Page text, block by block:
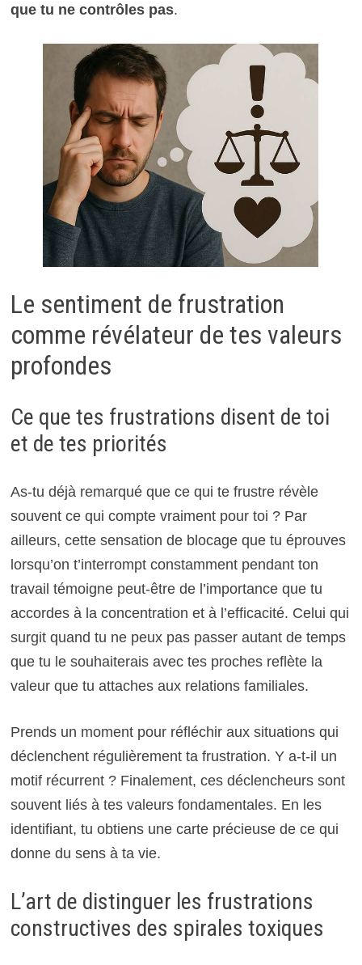
que tu ne contrôles pas.
Le sentiment de frustration
comme révélateur de tes valeurs
profondes
Ce que tes frustrations disent de toi
et de tes priorités
As-tu déjà remarqué que ce qui te frustre révèle
souvent ce qui compte vraiment pour toi ? Par
ailleurs, cette sensation de blocage que tu éprouves
lorsqu’on t’interrompt constamment pendant ton
travail témoigne peut-être de l’importance que tu
accordes à la concentration et à l’efficacité. Celui qui
surgit quand tu ne peux pas passer autant de temps
que tu le souhaiterais avec tes proches reflète la
valeur que tu attaches aux relations familiales.
Prends un moment pour réfléchir aux situations qui
déclenchent régulièrement ta frustration. Y a-t-il un
motif récurrent ? Finalement, ces déclencheurs sont
souvent liés à tes valeurs fondamentales. En les
identifiant, tu obtiens une carte précieuse de ce qui
donne du sens à ta vie.
L’art de distinguer les frustrations
constructives des spirales toxiques